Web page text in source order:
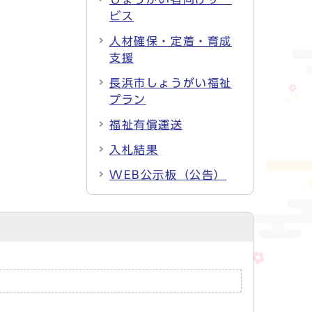
ビス
人材確保・定着・育成
支援
長浜市しょうがい福祉
プラン
福祉有償運送
入札結果
WEB公示板（公告）